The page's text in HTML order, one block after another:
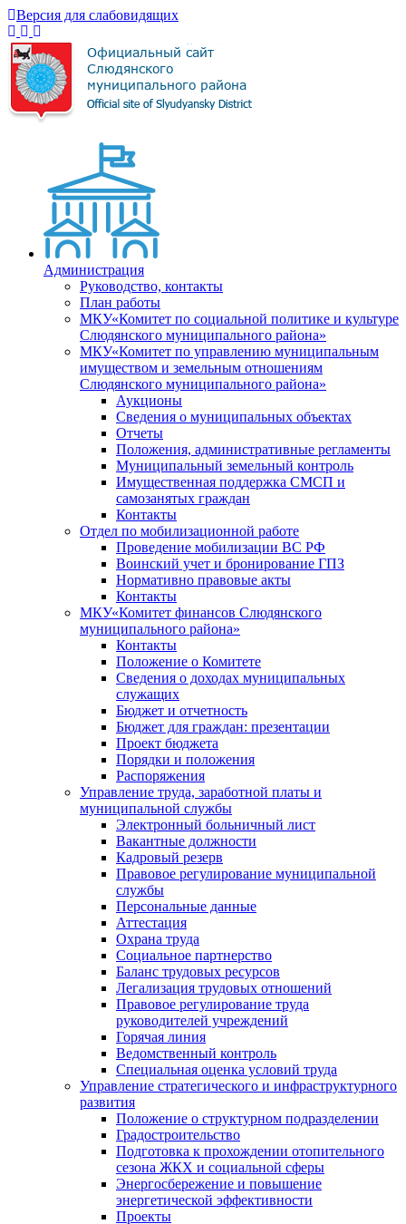
Версия для слабовидящих
Администрация
Руководство, контакты
План работы
МКУ«Комитет по социальной политике и культуре
Слюдянского муниципального района»
МКУ«Комитет по управлению муниципальным
имуществом и земельным отношениям
Слюдянского муниципального района»
Аукционы
Сведения о муниципальных объектах
Отчеты
Положения, административные регламенты
Муниципальный земельный контроль
Имущественная поддержка СМСП и
самозанятых граждан
Контакты
Отдел по мобилизационной работе
Проведение мобилизации ВС РФ
Воинский учет и бронирование ГПЗ
Нормативно правовые акты
Контакты
МКУ«Комитет финансов Слюдянского
муниципального района»
Контакты
Положение о Комитете
Сведения о доходах муниципальных
служащих
Бюджет и отчетность
Бюджет для граждан: презентации
Проект бюджета
Порядки и положения
Распоряжения
Управление труда, заработной платы и
муниципальной службы
Электронный больничный лист
Вакантные должности
Кадровый резерв
Правовое регулирование муниципальной
службы
Персональные данные
Аттестация
Охрана труда
Социальное партнерство
Баланс трудовых ресурсов
Легализация трудовых отношений
Правовое регулирование труда
руководителей учреждений
Горячая линия
Ведомственный контроль
Специальная оценка условий труда
Управление стратегического и инфраструктурного
развития
Положение о структурном подразделении
Градостроительство
Подготовка к прохождении отопительного
сезона ЖКХ и социальной сферы
Энергосбережение и повышение
энергетической эффективности
Проекты